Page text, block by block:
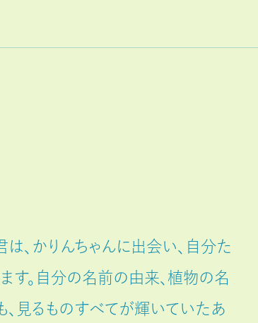
、かりんちゃんに出会い、自分た
す。自分の名前の由来、植物の名
、見るものすべてが輝いていたあ